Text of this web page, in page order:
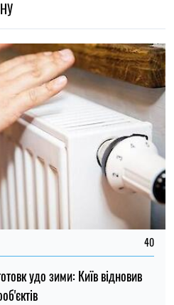
40
удо зими: Київ відновив